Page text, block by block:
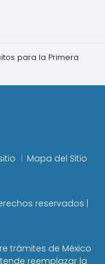
para la Primera
Mapa del Sitio
reservados |
trámites de México
reemplazar la